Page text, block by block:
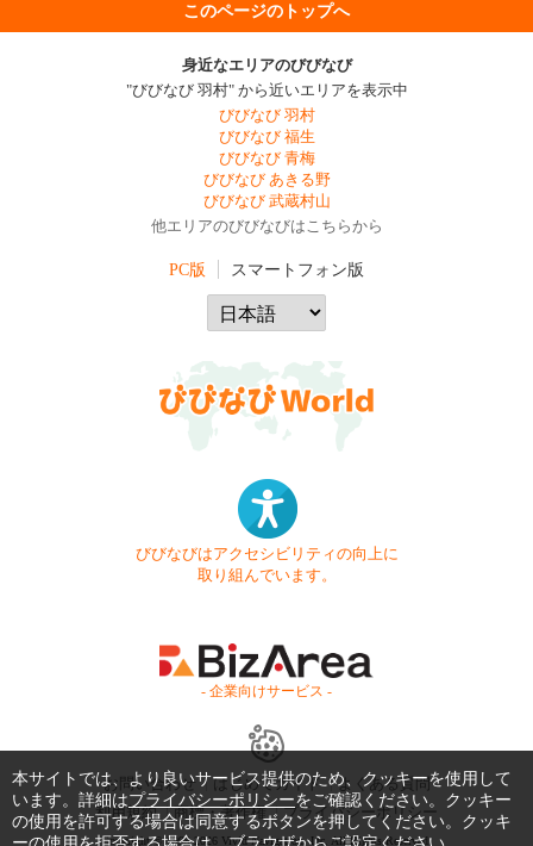
このページのトップへ
身近なエリアのびびなび
"びびなび 羽村" から近いエリアを表示中
びびなび 羽村
びびなび 福生
びびなび 青梅
びびなび あきる野
びびなび 武蔵村山
他エリアのびびなびはこちらから
PC版 スマートフォン版
びびなびはアクセシビリティの向上に
取り組んでいます。
- 企業向けサービス -
お問い合わせ はじめてガイド
よくある質問
利用規約
商標・著作権 プライバシーポリシー
Copyright © 1999-2026 Vivid Navigation, Inc. All Rights Reserved.
本サイトでは、より良いサービス提供のため、クッキーを使用して
います。詳細はプライバシーポリシーをご確認ください。クッキー
の使用を許可する場合は同意するボタンを押してください。クッキ